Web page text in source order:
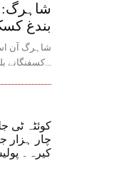
شاہرگ:
بندغ
شاہرگ آن
کسفنگانے بلوچستان نا علاقہ شاہرگ آن اینو سہب ئنا...
کوئٹہ ٹی
چار ہزار
کیرہ۔